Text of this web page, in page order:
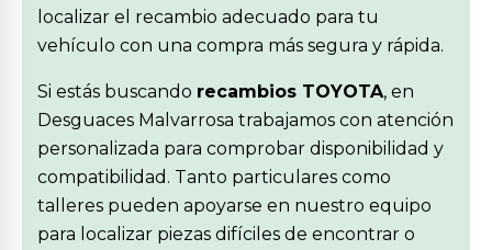
localizar el recambio adecuado para tu
vehículo con una compra más segura y rápida.
Si estás buscando recambios TOYOTA, en
Desguaces Malvarrosa trabajamos con atención
personalizada para comprobar disponibilidad y
compatibilidad. Tanto particulares como
talleres pueden apoyarse en nuestro equipo
para localizar piezas difíciles de encontrar o